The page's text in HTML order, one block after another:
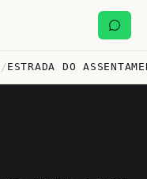
/ESTRADA DO